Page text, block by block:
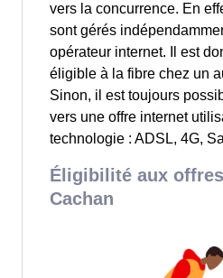
vers la concurrence. En
sont gérés
opérateur internet. Il est
éligible à la fibre chez un
Sinon, il est toujours
vers une offre internet
technologie : ADSL, 4G,
Éligibilité aux
Cachan